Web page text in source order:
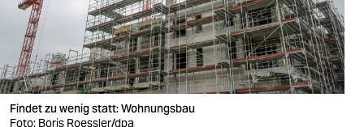
nord
wahrheit
verlag
Findet zu wenig statt: Wohnungsbau
Foto: Boris Roessler/dpa